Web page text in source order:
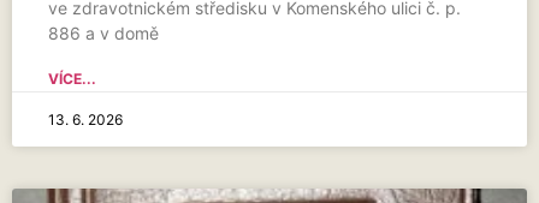
ve zdravotnickém středisku v Komenského ulici č. p.
886 a v domě
VÍCE...
13. 6. 2026